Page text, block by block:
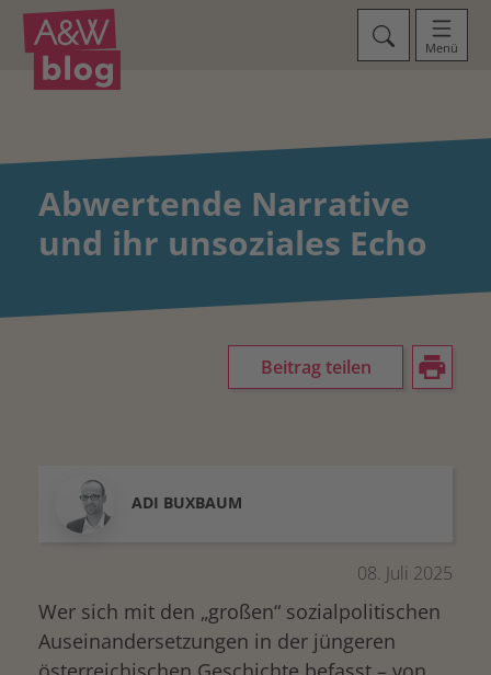
Menü
Abwertende Narrative
und ihr unsoziales Echo
Beitrag teilen
ADI BUXBAUM
08. Juli 2025
Wer sich mit den „großen“ sozialpolitischen
Auseinandersetzungen in der jüngeren